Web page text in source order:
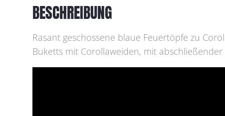
BESCHREIBUNG
Rasant geschossene blaue Feuertöpfe zu
Buketts mit Corollaweiden, mit abschließender